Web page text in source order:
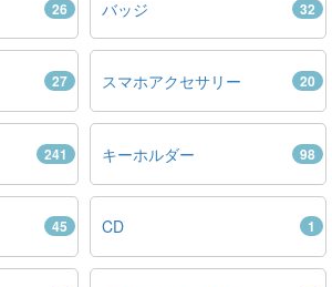
26 バッジ 32
27 スマホアクセサリー 20
241 キーホルダー 98
45 CD 1